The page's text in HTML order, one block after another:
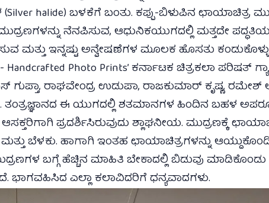
halide) ಬಳಕೆಗೆ ಬಂತು. ಕಪ್ಪು-ಬಿಳುಪಿನ ಛಾಯಾಚಿತ್ರ
ನೆನಪಿಸುವ, ಆಧುನಿಕಯುಗದಲ್ಲಿ ಮತ್ತದೇ
ಮತ್ತು ಇನ್ನಷ್ಟು ಅನ್ವೇಷಣೆಗಳ ಮೂಲಕ ಹೊಸತು
Handcrafted Photo Prints’ ಕರ್ನಾಟಕ ಚಿತ್ರಕಲಾ ಪರಿಷತ್
ಗುಪ್ತಾ, ರಾಘವೇಂದ್ರ ಉಡುಪಾ, ರಾಜಕುಮಾರ್ ಕೃಷ್ಣ,
ತಂತ್ರಜ್ಞಾನದ ಈ ಯುಗದಲ್ಲಿ ಶತಮಾನಗಳ ಹಿಂದಿನ ಬಹಳ
ಪ್ರದರ್ಶಿಸಿರುವುದು ಶ್ಲಾಘನೀಯ. ಮುದ್ರಣಕ್ಕೆ
ಬೆಳಕು. ಹಾಗಾಗಿ ಇಂತಹ ಛಾಯಾಚಿತ್ರಗಳನ್ನು
ಬಗ್ಗೆ ಹೆಚ್ಚಿನ ಮಾಹಿತಿ ಬೇಕಾದಲ್ಲಿ ಬಿಡುವು ಮಾಡಿಕೊಂಡು
ಭಾಗವಹಿಸಿದ ಎಲ್ಲಾ ಕಲಾವಿದರಿಗೆ ಧನ್ಯವಾದಗಳು.